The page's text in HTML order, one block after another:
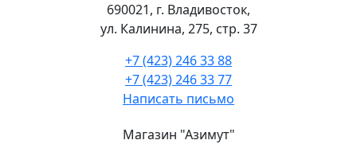
690021, г. Владивосток,
ул. Калинина, 275, стр. 37
+7 (423) 246 33 88
+7 (423) 246 33 77
Написать письмо
Магазин "Азимут"